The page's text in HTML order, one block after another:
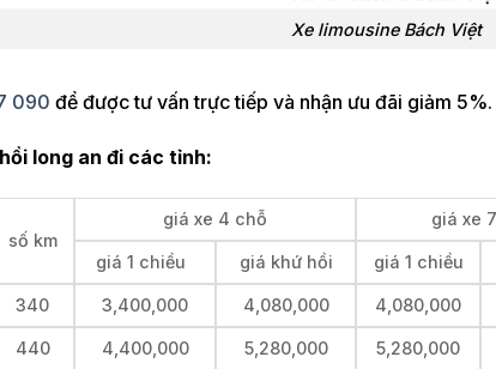
Xe limousine Bách Việt
090 để được tư vấn trực tiếp và nhận ưu đãi giảm 5%.
long an đi các tỉnh:
số km
giá xe 4 chỗ giá xe
giá 1 chiều giá khứ hồi giá 1 chiều
340 3,400,000 4,080,000 4,080,000
440 4,400,000 5,280,000 5,280,000